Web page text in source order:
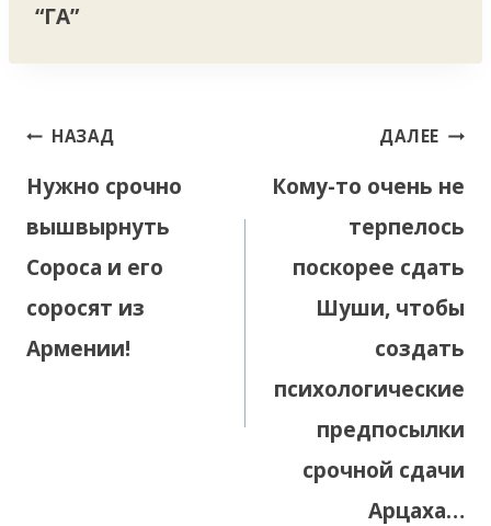
“ГА”
Навигация
записям
НАЗАД
Нужно срочно
вышвырнуть
Сороса и его
соросят из
Армении!
ДАЛЕЕ
Кому-то очень не
терпелось
поскорее сдать
Шуши, чтобы
создать
психологические
предпосылки
срочной сдачи
Арцаха…